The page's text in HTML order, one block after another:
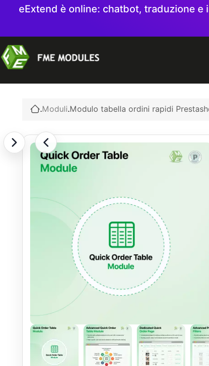
eExtend è online: chatbot, traduzione
.Moduli.Modulo tabella ordini rapidi